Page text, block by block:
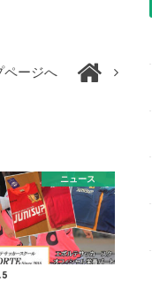
ページへ
ニュース